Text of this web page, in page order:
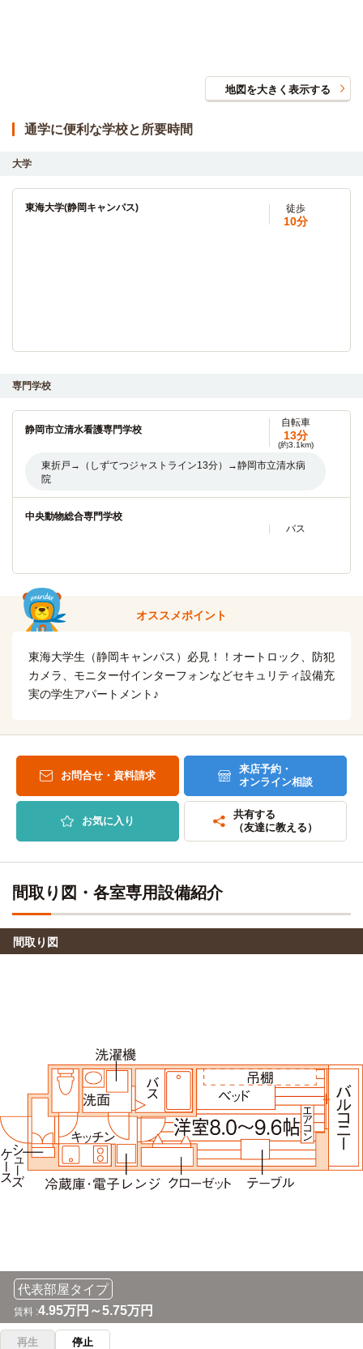
地図を大きく表示する
通学に便利な学校と所要時間
大学
東海大学(静岡キャンパス) 徒歩
10分
専門学校
静岡市立清水看護専門学校
自転車
13分
(約3.1km)
東折戸→（しずてつジャストライン13分）→静岡市立清水病
院
中央動物総合専門学校
バス
オススメポイント
東海大学生（静岡キャンパス）必見！！オートロック、防犯
カメラ、モニター付インターフォンなどセキュリティ設備充
実の学生アパートメント♪
お問合せ・資料請求
来店予約・
オンライン相談
お気に入り
共有する
（友達に教える）
間取り図・各室専用設備紹介
間取り図
代表部屋タイプ
賃料 :4.95万円～5.75万円
再生 停止